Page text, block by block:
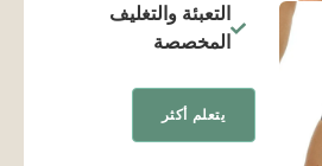
التعبئة والتغليف
المخصصة
يتعلم أكثر